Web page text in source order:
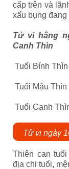
cấp trên và
xấu bụng đang
Tử vi hằng
Canh Thìn
Tuổi Bính
Tuổi Mậu
Tuổi Canh
Tử vi ngày
Thiên can
địa chi tuổi,